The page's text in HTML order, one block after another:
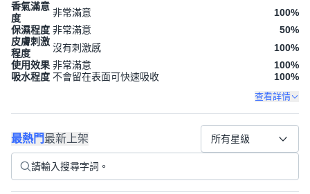
香氣滿意
度
非常滿意 100%
保濕程度 非常滿意 50%
皮膚刺激
程度
沒有刺激感 100%
使用效果 非常滿意 100%
吸水程度 不會留在表面可快速吸收 100%
查看詳情
最熱門最新上架 所有星級